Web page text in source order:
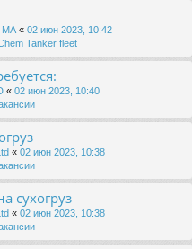
« 02 июн 2023, 10:42
Tanker fleet
« 02 июн 2023, 10:40
« 02 июн 2023, 10:38
сухогруз
« 02 июн 2023, 10:38